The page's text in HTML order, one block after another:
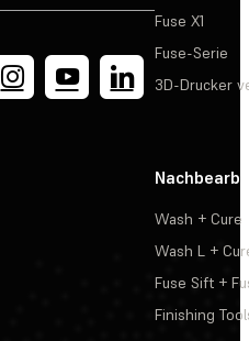
Fuse X1
Fuse-Serie
3D-Drucker
Wash + Cure
Wash L +
Fuse Sift +
Finishing